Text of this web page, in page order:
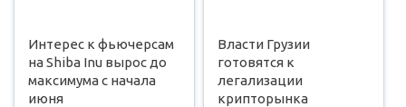
Интерес к фьючерсам
на Shiba Inu вырос до
максимума с начала
июня
Власти Грузии
готовятся к
легализации
крипторынка